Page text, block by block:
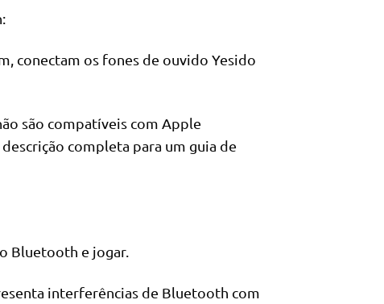
conectam os fones de ouvido Yesido
são compatíveis com Apple
completa para um guia de
Bluetooth e jogar.
interferências de Bluetooth com